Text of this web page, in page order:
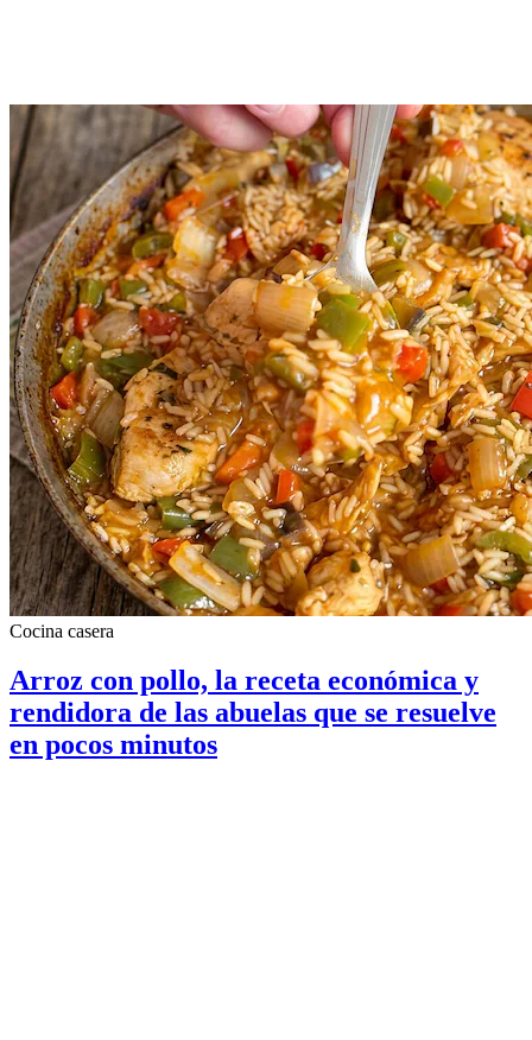
Cocina casera
Arroz con pollo, la receta económica y
rendidora de las abuelas que se resuelve
en pocos minutos